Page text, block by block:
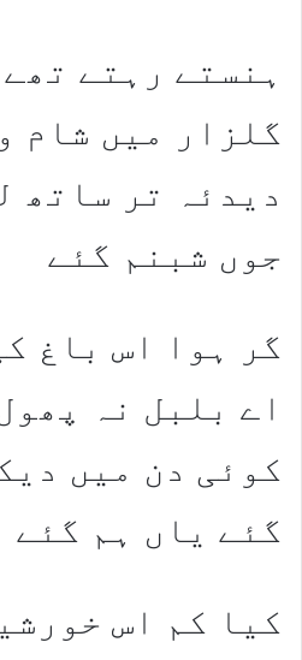
ہنستے رہتے
گلزار میں شام
دیدئہ تر ساتھ
جوں شبنم گئے
گر ہوا اس باغ
اے بلبل نہ
کوئی دن میں
گئے یاں ہم گئے
کیا کم اس